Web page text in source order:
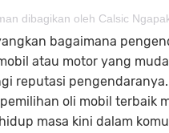
dibagikan oleh Calsic
bagaimana
atau motor yang
reputasi
oli mobil terbaik
masa kini dalam